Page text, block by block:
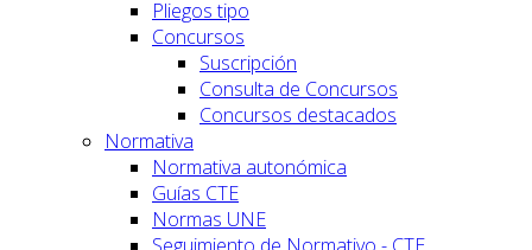
Pliegos tipo
Concursos
Suscripción
Consulta de Concursos
Concursos destacados
Normativa
Normativa autonómica
Guías CTE
Normas UNE